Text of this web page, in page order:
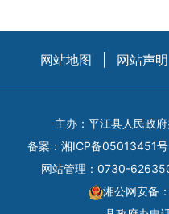
网站地图 网站声明
主办：平江县人民政
备案： 湘ICP备05013451号
网站管理：0730-
湘公网安备